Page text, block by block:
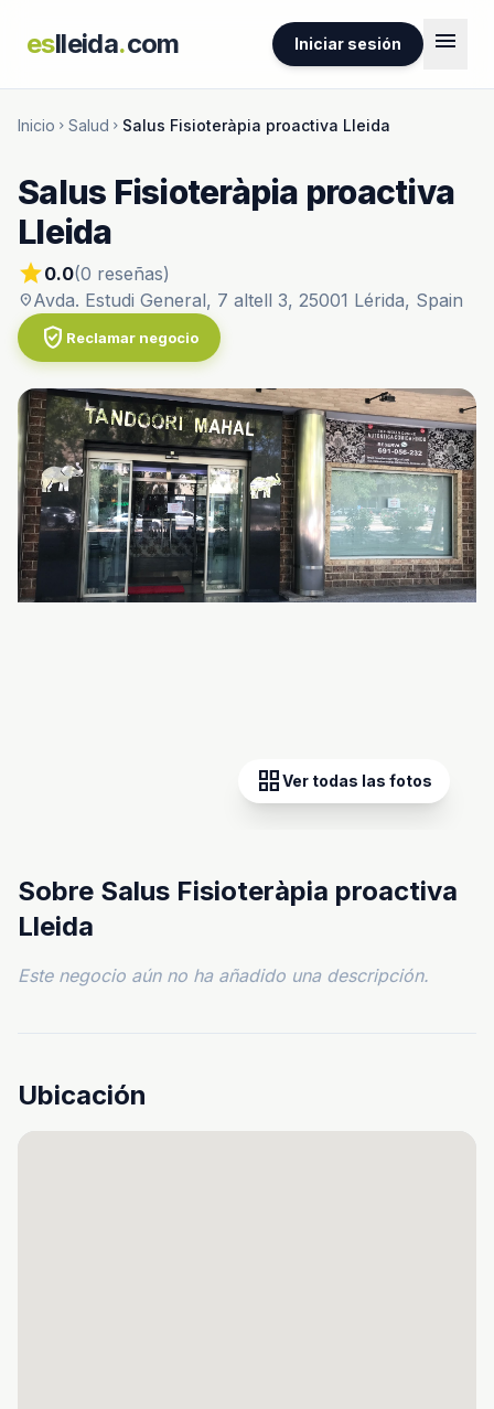
eslleida.com Iniciar sesión menu
Inicio chevron_right Salud chevron_right Salus Fisioteràpia proactiva Lleida
Salus Fisioteràpia proactiva
Lleida
star0.0(0 reseñas)
location_onAvda. Estudi General, 7 altell 3, 25001 Lérida, Spain
verified_user Reclamar negocio
grid_viewVer todas las fotos
Sobre Salus Fisioteràpia proactiva
Lleida
Este negocio aún no ha añadido una descripción.
Ubicación